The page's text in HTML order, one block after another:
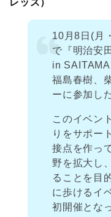
レッズ）
10月8日(月
で『明治安
in SAITAMA
福島春樹、
ーに参加し
このイベン
りをサポー
接点を作っ
野を拡大し
ることを目
に歩けるイ
初開催とな